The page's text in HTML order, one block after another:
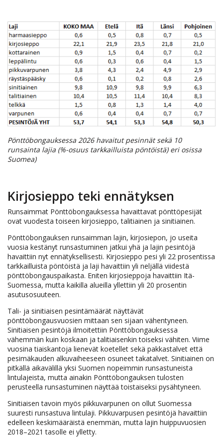
Pönttöbongauksessa 2026 havaitut pesinnät sekä 10
runsainta lajia (%-osuus tarkkailluista pöntöistä) eri osissa
Suomea)
Kirjosieppo teki ennätyksen
Runsaimmat Pönttöbongauksessa havaittavat pönttöpesijät
ovat vuodesta toiseen kirjosieppo, talitiainen ja sinitiainen.
Pönttöbongauksen runsaimman lajin, kirjosiepon, jo useita
vuosia kestänyt runsastuminen jatkui yhä ja lajin pesintöjä
havaittiin nyt ennätyksellisesti. Kirjosieppo pesi yli 22 prosentissa
tarkkailluista pöntöistä ja laji havaittiin yli neljällä viidestä
pönttöbongauspaikasta. Eniten kirjosieppoja havaittiin Itä-
Suomessa, mutta kaikilla alueilla yllettiin yli 20 prosentin
asutusosuuteen.
Tali- ja sinitiaisen pesintämäärät näyttävät
pönttöbongausvuosien mittaan sen sijaan vähentyneen.
Sinitiaisen pesintöjä ilmoitettiin Pönttöbongauksessa
vähemmän kuin koskaan ja talitiaisenkin toiseksi vähiten. Viime
vuosina tiaiskantoja lienevät koetellet sekä pakkastalvet että
pesimäkauden alkuvaiheeseen osuneet takatalvet. Sinitiainen on
pitkällä aikavälillä yksi Suomen nopeimmin runsastuneista
lintulajeista, mutta ainakin Pönttöbongauksen tulosten
perusteella runsastuminen näyttää toistaiseksi pysähtyneen.
Sinitiaisen tavoin myös pikkuvarpunen on ollut Suomessa
suuresti runsastuva lintulaji. Pikkuvarpusen pesintöjä havaittiin
edelleen keskimääräistä enemmän, mutta lajin huippuvuosien
2018–2021 tasolle ei ylletty.